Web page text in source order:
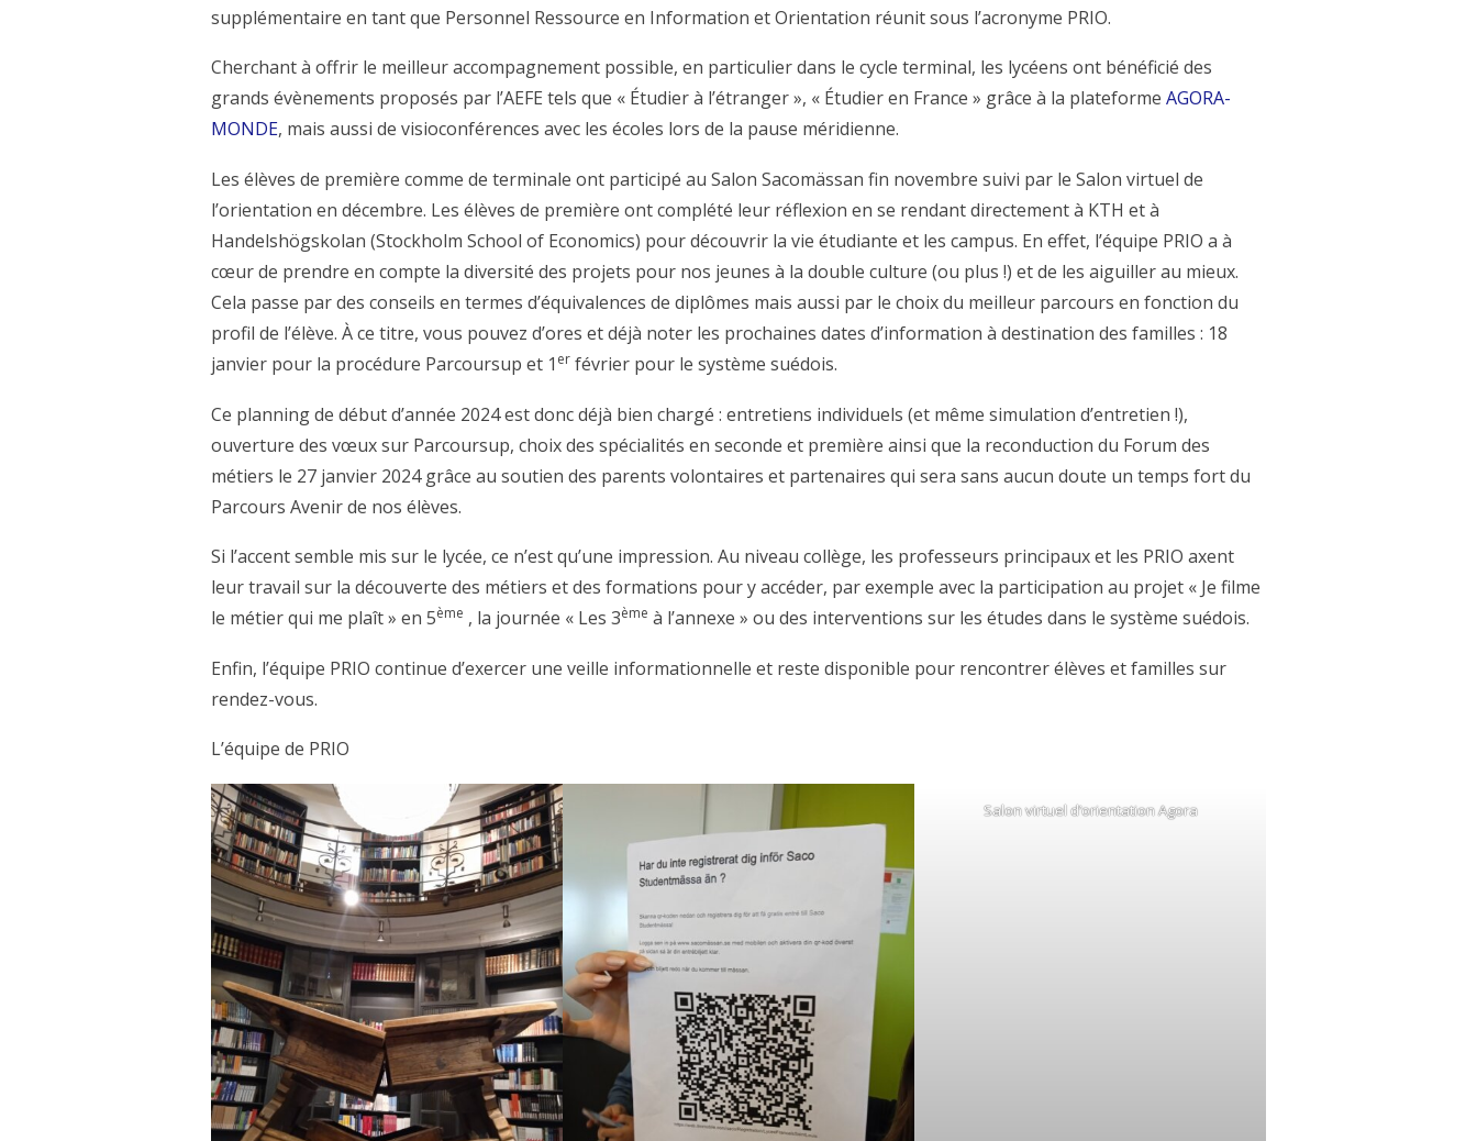
supplémentaire en tant que Personnel Ressource en Information et Orientation réunit sous l’acronyme PRIO.
Cherchant à offrir le meilleur accompagnement possible, en particulier dans le cycle terminal, les lycéens ont bénéficié des
grands évènements proposés par l’AEFE tels que « Étudier à l’étranger », « Étudier en France » grâce à la plateforme AGORA-
MONDE, mais aussi de visioconférences avec les écoles lors de la pause méridienne.
Les élèves de première comme de terminale ont participé au Salon Sacomässan fin novembre suivi par le Salon virtuel de
l’orientation en décembre. Les élèves de première ont complété leur réflexion en se rendant directement à KTH et à
Handelshögskolan (Stockholm School of Economics) pour découvrir la vie étudiante et les campus. En effet, l’équipe PRIO a à
cœur de prendre en compte la diversité des projets pour nos jeunes à la double culture (ou plus !) et de les aiguiller au mieux.
Cela passe par des conseils en termes d’équivalences de diplômes mais aussi par le choix du meilleur parcours en fonction du
profil de l’élève. À ce titre, vous pouvez d’ores et déjà noter les prochaines dates d’information à destination des familles : 18
janvier pour la procédure Parcoursup et 1 er février pour le système suédois.
Ce planning de début d’année 2024 est donc déjà bien chargé : entretiens individuels (et même simulation d’entretien !),
ouverture des vœux sur Parcoursup, choix des spécialités en seconde et première ainsi que la reconduction du Forum des
métiers le 27 janvier 2024 grâce au soutien des parents volontaires et partenaires qui sera sans aucun doute un temps fort du
Parcours Avenir de nos élèves.
Si l’accent semble mis sur le lycée, ce n’est qu’une impression. Au niveau collège, les professeurs principaux et les PRIO axent
leur travail sur la découverte des métiers et des formations pour y accéder, par exemple avec la participation au projet « Je filme
le métier qui me plaît » en 5ème , la journée « Les 3ème à l’annexe » ou des interventions sur les études dans le système suédois.
Enfin, l’équipe PRIO continue d’exercer une veille informationnelle et reste disponible pour rencontrer élèves et familles sur
rendez-vous.
L’équipe de PRIO
Salon virtuel d’orientation Agora